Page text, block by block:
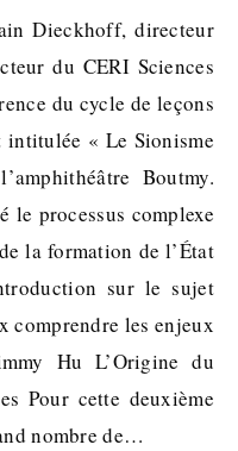
du CERI Sciences
du cycle de leçons
« Le Sionisme
Boutmy.
le processus complexe
la formation de l’État
sur le sujet
comprendre les enjeux
Hu L’Origine du
Pour cette deuxième
nombre de…